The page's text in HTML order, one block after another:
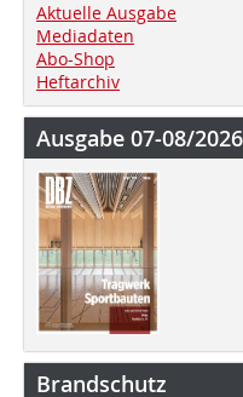
Aktuelle Ausgabe
Mediadaten
Abo-Shop
Heftarchiv
Ausgabe 07-08/2026
Brandschutz